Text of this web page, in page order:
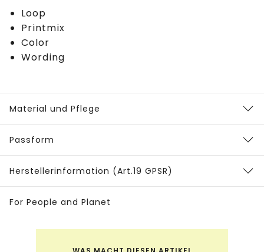
Loop
Printmix
Color
Wording
Material und Pflege
Passform
Herstellerinformation (Art.19 GPSR)
For People and Planet